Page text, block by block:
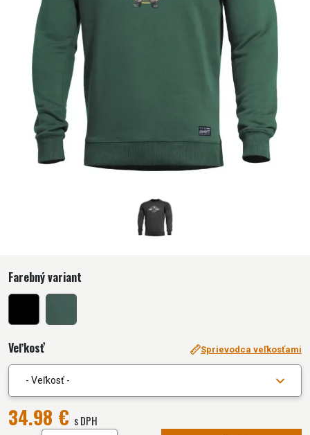
Farebný variant
Veľkosť Sprievodca veľkosťami
- Veľkosť -
34.98 € s DPH